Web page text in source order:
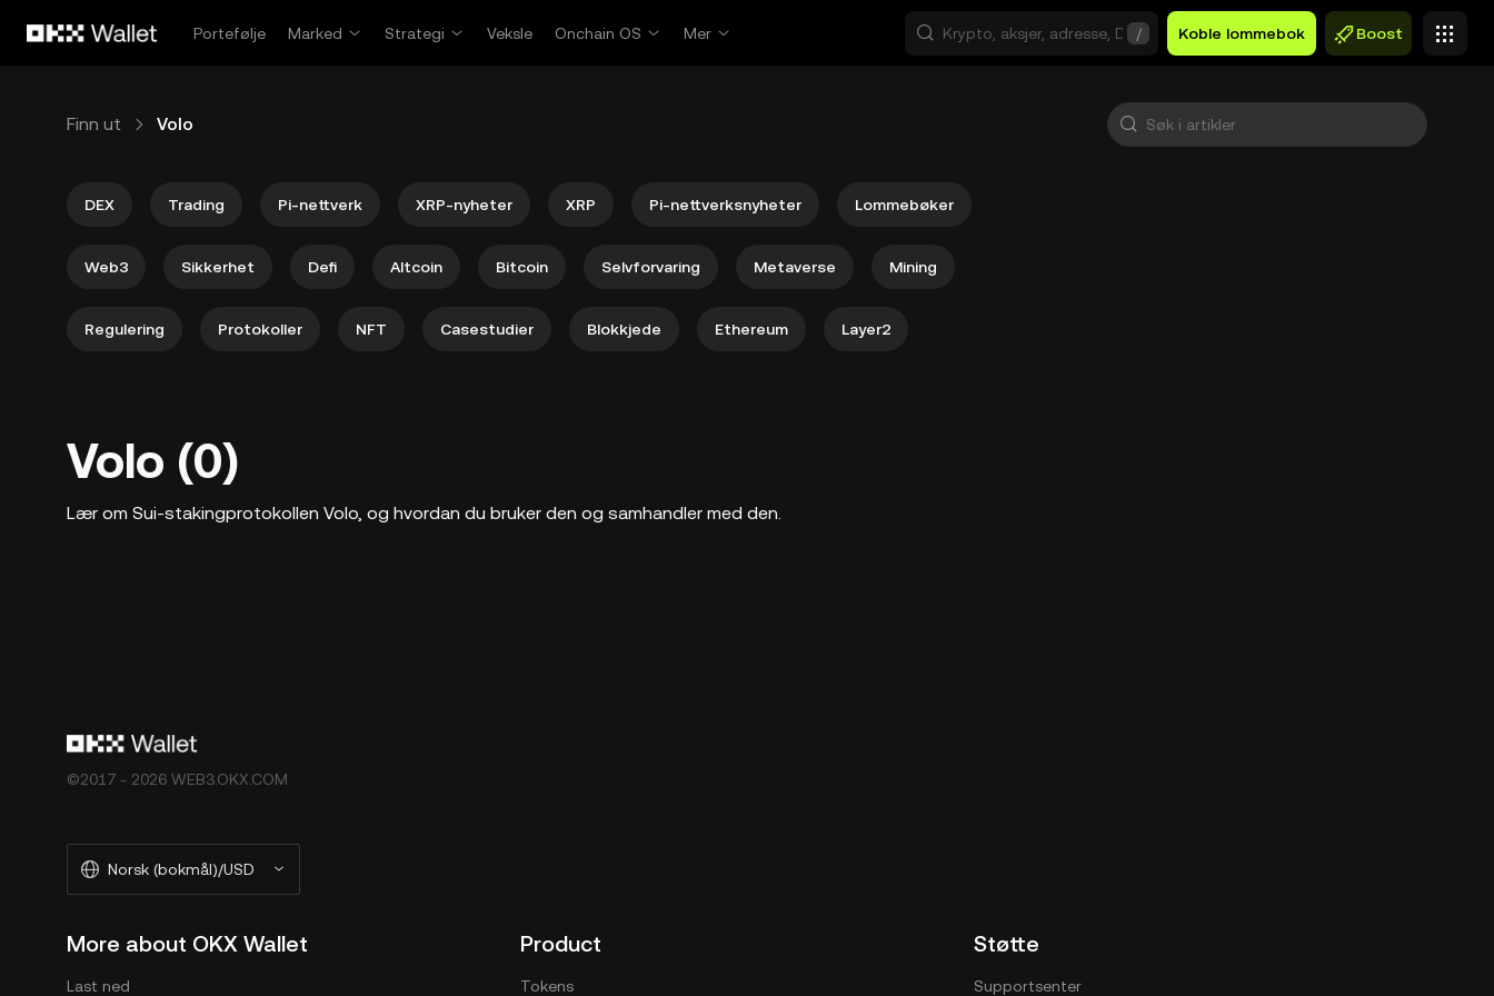
Portefølje
Marked Strategi Veksle Onchain OS Mer / Koble lommebok Boost
Finn ut Volo
DEX Trading Pi-nettverk XRP-nyheter XRP Pi-nettverksnyheter Lommebøker
Web3 Sikkerhet Defi Altcoin Bitcoin Selvforvaring Metaverse Mining
Regulering Protokoller NFT Casestudier Blokkjede Ethereum Layer2
Volo (0)
Lær om Sui-stakingprotokollen Volo, og hvordan du bruker den og samhandler med den.
©2017 - 2026 WEB3.OKX.COM
Norsk (bokmål)/USD
More about OKX Wallet
Last ned
Product
Tokens
Støtte
Supportsenter